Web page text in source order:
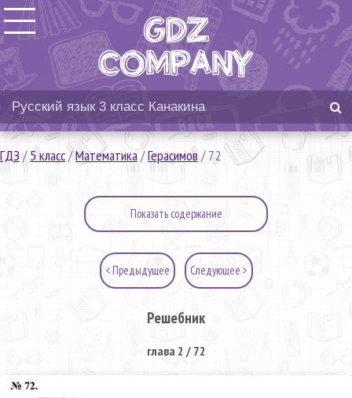
ГДЗ/5 класс/Математика/Герасимов/72
Показать содержание
< Предыдущее Следующее >
Решебник
глава 2 / 72